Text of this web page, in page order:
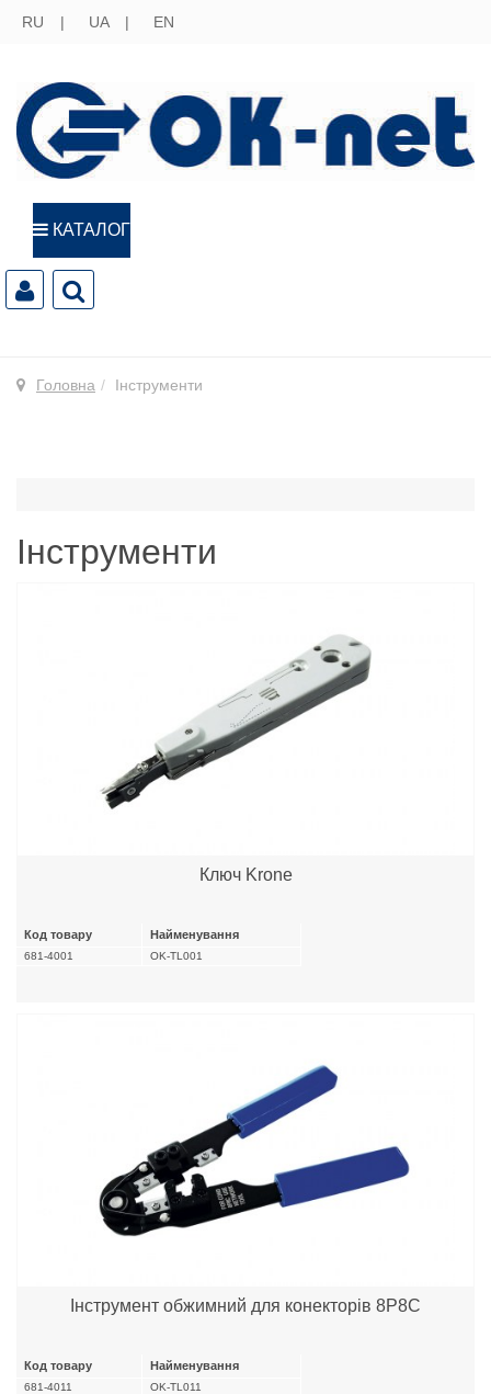
RU UA EN
КАТАЛОГ
Головна Інструменти
Інструменти
Ключ Krone
Код товару Найменування
681-4001 OK-TL001
Інструмент обжимний для конекторів 8P8C
Код товару Найменування
681-4011 OK-TL011